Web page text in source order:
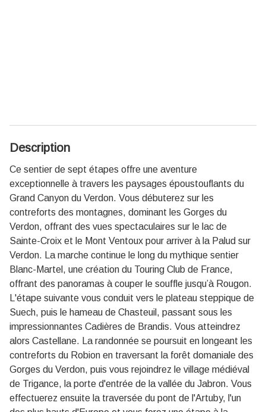
Description
Ce sentier de sept étapes offre une aventure
exceptionnelle à travers les paysages époustouflants du
Grand Canyon du Verdon. Vous débuterez sur les
contreforts des montagnes, dominant les Gorges du
Verdon, offrant des vues spectaculaires sur le lac de
Sainte-Croix et le Mont Ventoux pour arriver à la Palud sur
Verdon. La marche continue le long du mythique sentier
Blanc-Martel, une création du Touring Club de France,
offrant des panoramas à couper le souffle jusqu’à Rougon.
L'étape suivante vous conduit vers le plateau steppique de
Suech, puis le hameau de Chasteuil, passant sous les
impressionnantes Cadières de Brandis. Vous atteindrez
alors Castellane. La randonnée se poursuit en longeant les
contreforts du Robion en traversant la forêt domaniale des
Gorges du Verdon, puis vous rejoindrez le village médiéval
de Trigance, la porte d'entrée de la vallée du Jabron. Vous
effectuerez ensuite la traversée du pont de l'Artuby, l'un